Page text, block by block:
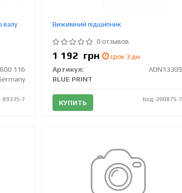
валу
116
89335-7
Вижимний підшипник
0 отзывов
1 192 грн
срок 3 дн.
Артикул:
ADN13309
BLUE PRINT
КУПИТЬ Код: 200875-7